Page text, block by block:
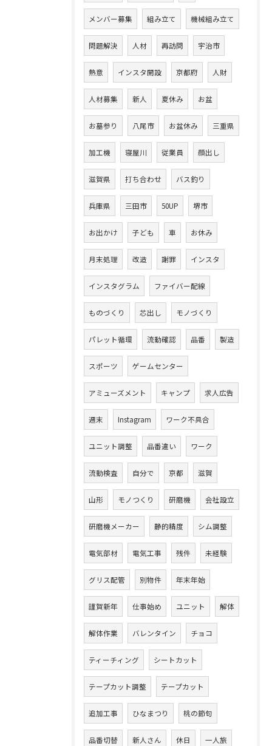
メンバー募集 組み立て 機械組み立て
問題解決 人材 再訪問 宇治市
熱意 インスタ開設 京都府 人財
人材募集 新人 夏休み お盆
お墓参り 八尾市 お盆休み 三重県
加工機 寝屋川 従業員 顔出し
滋賀県 打ち合わせ バス釣り
兵庫県 三田市 50UP 堺市
お出かけ 子ども 車 お休み
月末処理 改造 謝罪 インスタ
インスタグラム ファイバー配線
ものづくり 芯出し モノづくり
パレット循環 流動確認 品番 製造
スポーツ ゲームセンター
アミューズメント キャンプ 求人広告
週末 Instagram ワーク不具合
ユニット調整 品番違い ワーク
流動検査 自分で 京都 滋賀
山形 モノつくり 研磨機 会社設立
研磨機メーカー 静的精度 シム調整
電気部材 電気工事 残件 未経験
グリス配管 別物件 年末年始
謹賀新年 仕事始め ユニット 解体
解体作業 バレンタイン チョコ
ティーチィング シートカット
テープカット調整 テープカット
追加工事 ひなまつり 桃の節句
品番切替 新人さん 休日 一人旅